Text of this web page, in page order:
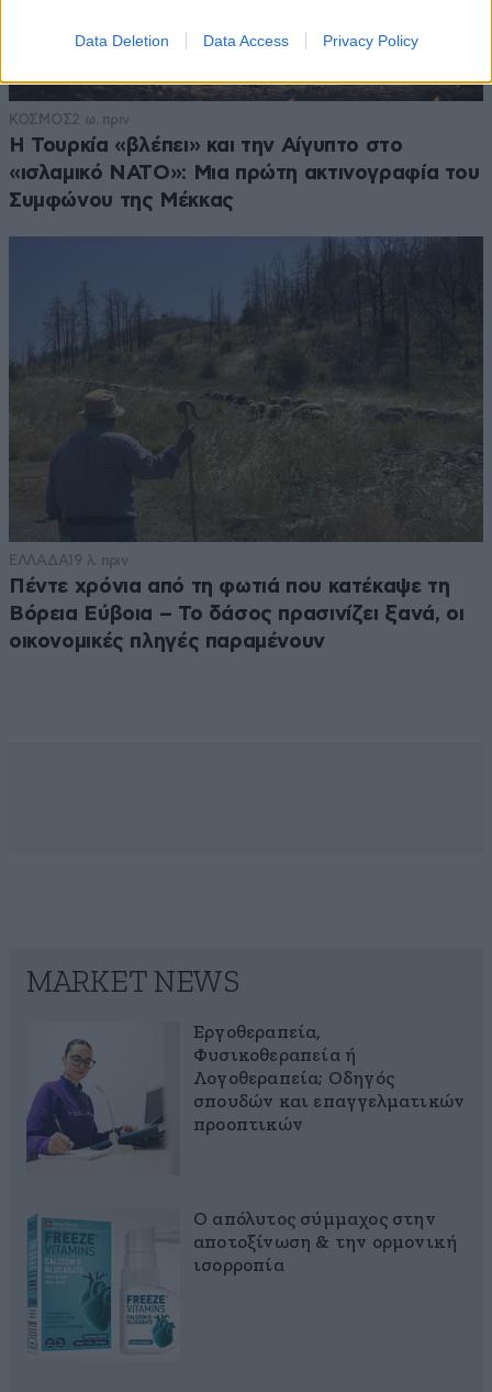
Data Deletion Data Access Privacy Policy
ΚΟΣΜΟΣ2 ω. πριν
Η Τουρκία «βλέπει» και την Αίγυπτο στο
«ισλαμικό ΝΑΤΟ»: Μια πρώτη ακτινογραφία του
Συμφώνου της Μέκκας
ΕΛΛΑΔΑ19 λ. πριν
Πέντε χρόνια από τη φωτιά που κατέκαψε τη
Βόρεια Εύβοια – Το δάσος πρασινίζει ξανά, οι
οικονομικές πληγές παραμένουν
MARKET NEWS
Εργοθεραπεία,
Φυσικοθεραπεία ή
Λογοθεραπεία; Οδηγός
σπουδών και επαγγελματικών
προοπτικών
Ο απόλυτος σύμμαχος στην
αποτοξίνωση & την ορμονική
ισορροπία